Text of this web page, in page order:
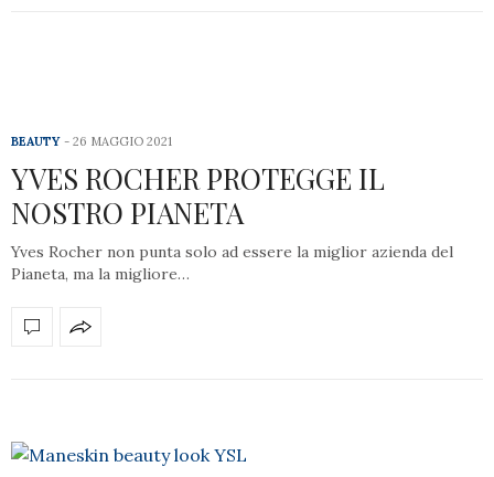
BEAUTY 26 MAGGIO 2021
YVES ROCHER PROTEGGE IL
NOSTRO PIANETA
Yves Rocher non punta solo ad essere la miglior azienda del
Pianeta, ma la migliore…